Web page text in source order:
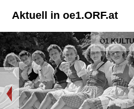
Aktuell in oe1.ORF.at
Ö1